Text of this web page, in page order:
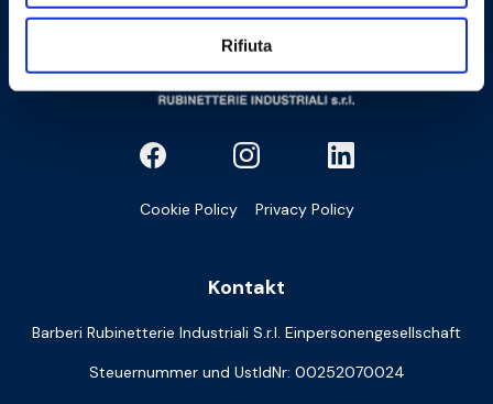
Rifiuta
Cookie Policy Privacy Policy
Kontakt
Barberi Rubinetterie Industriali S.r.l. Einpersonengesellschaft
Steuernummer und UstIdNr: 00252070024